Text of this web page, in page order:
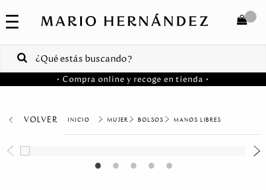
COLECCIONES
VENTAS
CORPORATIVAS COMPRAR
• Compra online y recoge en tienda •
VOLVER MUJER BOLSOS MANOS LIBRES